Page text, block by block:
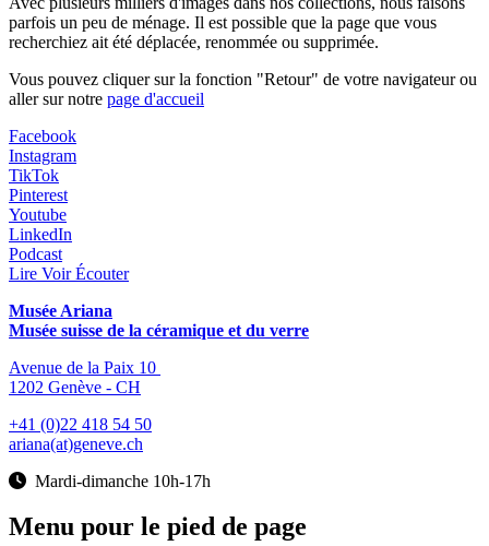
parfois un peu de ménage. Il est possible que la page que vous
recherchiez ait été déplacée, renommée ou supprimée.
Vous pouvez cliquer sur la fonction "Retour" de votre navigateur ou
aller sur notre page d'accueil
Facebook
Instagram
TikTok
Pinterest
Youtube
LinkedIn
Podcast
Lire Voir Écouter
Musée Ariana
Musée suisse de la céramique et du verre
Avenue de la Paix 10
1202 Genève - CH
+41 (0)22 418 54 50
ariana(at)geneve.ch
Mardi-dimanche 10h-17h
Menu pour le pied de page